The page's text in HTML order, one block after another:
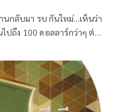
ลับมา รบ กันใหม่...เห็นว่า
ปถึง 100 ดอลลาร์กว่าๆ ต่อ